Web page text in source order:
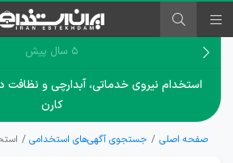
۵ سال پیش
استخدام نیروی خدماتی، آبدارچی و
کارن
صفحه اصلی جستجوی آگهی‌های استخدامی